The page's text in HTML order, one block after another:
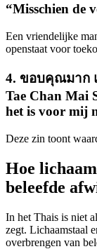
“Misschien de
Een vriendelijke
openstaat voor
4. ขอบคุณมาก
Tae Chan Mai
het is voor mij
Deze zin toont
Hoe
beleefde
In het Thais is niet
zegt. Lichaamstaal
overbrengen van